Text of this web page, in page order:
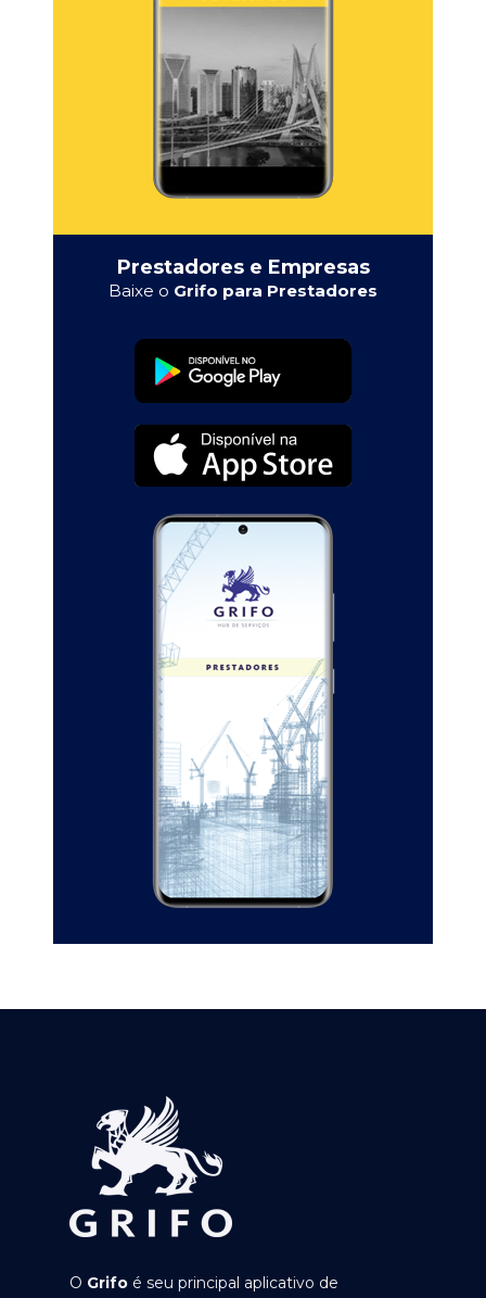
Prestadores e Empresas
Baixe o Grifo para Prestadores
O Grifo é seu principal aplicativo de